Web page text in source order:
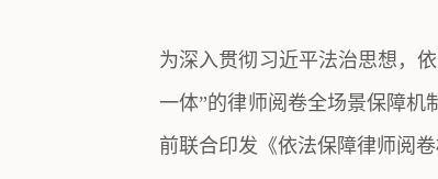
为深入贯彻习近平法治思想，
一体”的律师阅卷全场景保障机
前联合印发《依法保障律师阅